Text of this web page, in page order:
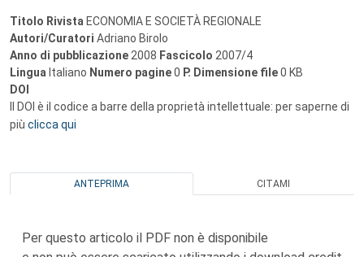
Titolo Rivista ECONOMIA E SOCIETÀ REGIONALE
Autori/Curatori Adriano Birolo
Anno di pubblicazione 2008 Fascicolo 2007/4
Lingua Italiano Numero pagine0 P. Dimensione file0 KB
DOI
Il DOI è il codice a barre della proprietà intellettuale: per saperne di
più clicca qui
ANTEPRIMA CITAMI
Per questo articolo il PDF non è disponibile